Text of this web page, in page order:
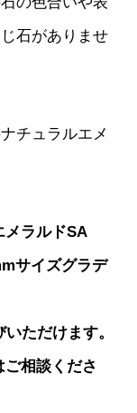
石がありませ
チュラルエメ
メラルドSA
サイズグラデ
ただけます。
相談くださ